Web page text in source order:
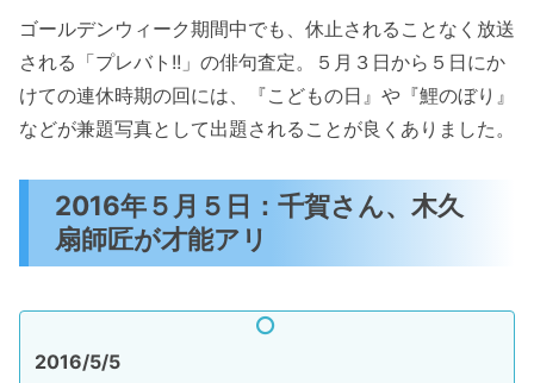
ゴールデンウィーク期間中でも、休止されることなく放送
される「プレバト!!」の俳句査定。５月３日から５日にか
けての連休時期の回には、『こどもの日』や『鯉のぼり』
などが兼題写真として出題されることが良くありました。
2016年５月５日：千賀さん、木久
扇師匠が才能アリ
2016/5/5